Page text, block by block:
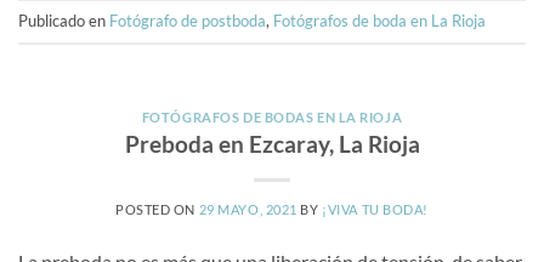
Publicado en Fotógrafo de postboda, Fotógrafos de boda en La Rioja
FOTÓGRAFOS DE BODAS EN LA RIOJA
Preboda en Ezcaray, La Rioja
POSTED ON 29 MAYO, 2021 BY ¡VIVA TU BODA!